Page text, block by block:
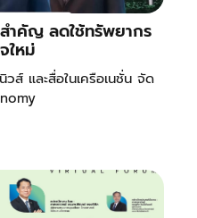
สำคัญ ลดใช้ทรัพยากร
ใหม่
ส์ และสื่อในเครือเนชั่น จัด